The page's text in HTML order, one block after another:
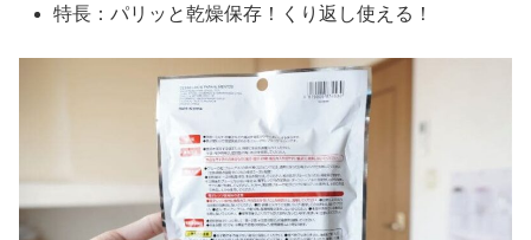
特長：パリッと乾燥保存！くり返し使える！